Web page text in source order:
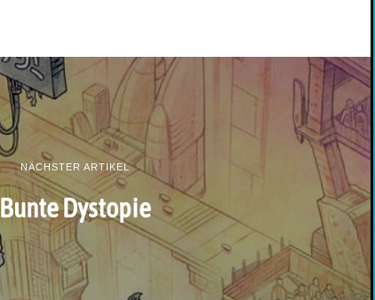
NÄCHSTER ARTIKEL
Bunte Dystopie